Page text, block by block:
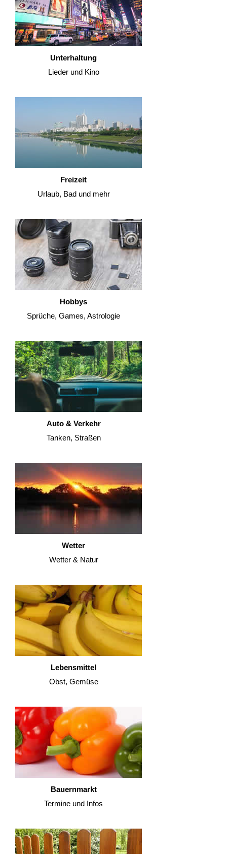
Unterhaltung
Lieder und Kino
Freizeit
Urlaub, Bad und mehr
Hobbys
Sprüche, Games, Astrologie
Auto & Verkehr
Tanken, Straßen
Wetter
Wetter & Natur
Lebensmittel
Obst, Gemüse
Bauernmarkt
Termine und Infos